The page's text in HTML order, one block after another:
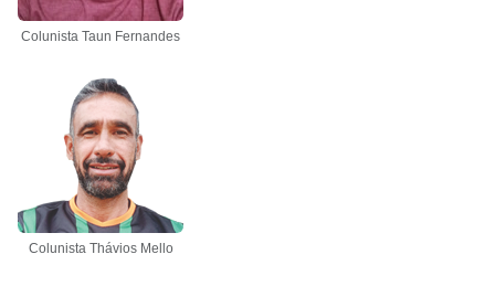
Colunista Taun Fernandes
Colunista Thávios Mello